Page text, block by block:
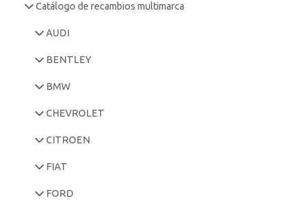
Catálogo de recambios multimarca
AUDI
BENTLEY
BMW
CHEVROLET
CITROEN
FIAT
FORD